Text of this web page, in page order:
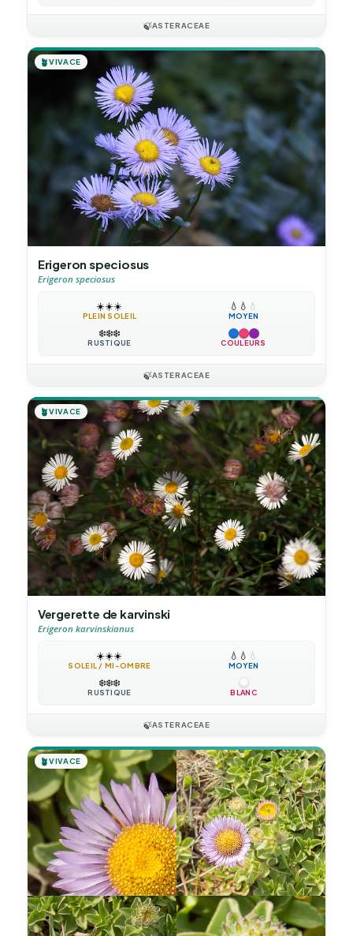
🍃ASTERACEAE
🪴VIVACE
Erigeron speciosus
Erigeron speciosus
☀️☀️☀️
PLEIN SOLEIL
💧 💧 💧
MOYEN
❄️❄️❄️
RUSTIQUE COULEURS
🍃ASTERACEAE
🪴VIVACE
Vergerette de karvinski
Erigeron karvinskianus
☀️☀️☀️
SOLEIL / MI-OMBRE
💧 💧 💧
MOYEN
❄️❄️❄️
RUSTIQUE BLANC
🍃ASTERACEAE
🪴VIVACE